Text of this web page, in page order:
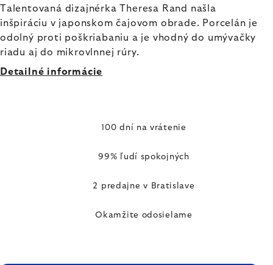
Talentovaná dizajnérka Theresa Rand našla
inšpiráciu v japonskom čajovom obrade. Porcelán je
odolný proti poškriabaniu a je vhodný do umývačky
riadu aj do mikrovlnnej rúry.
Detailné informácie
100 dní na vrátenie
99% ľudí spokojných
2 predajne v Bratislave
Okamžite odosielame